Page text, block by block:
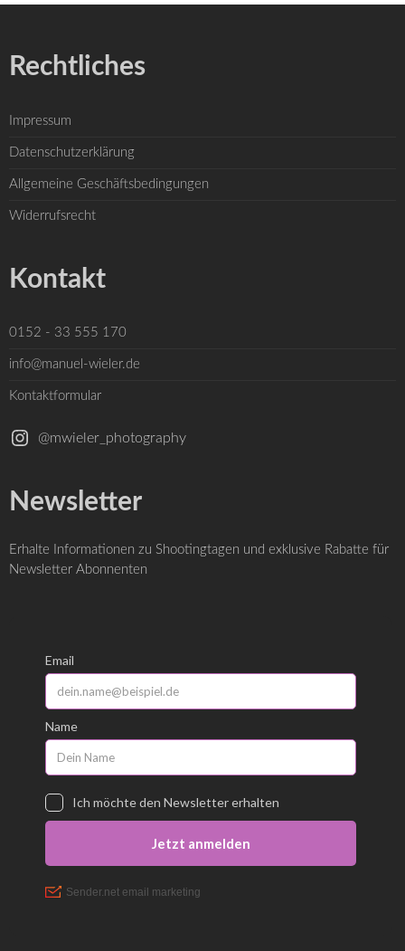
Rechtliches
Impressum
Datenschutzerklärung
Allgemeine Geschäftsbedingungen
Widerrufsrecht
Kontakt
0152 - 33 555 170
info@manuel-wieler.de
Kontaktformular
@mwieler_photography
Newsletter
Erhalte Informationen zu Shootingtagen und exklusive Rabatte für
Newsletter Abonnenten